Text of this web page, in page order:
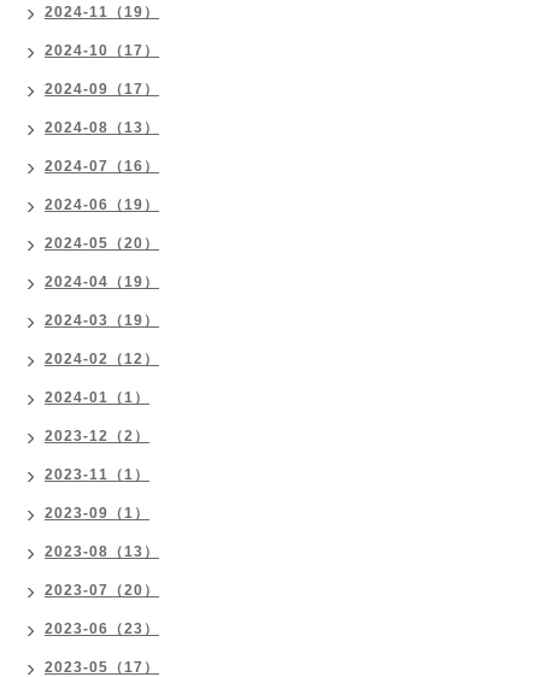
2024-11（19）
2024-10（17）
2024-09（17）
2024-08（13）
2024-07（16）
2024-06（19）
2024-05（20）
2024-04（19）
2024-03（19）
2024-02（12）
2024-01（1）
2023-12（2）
2023-11（1）
2023-09（1）
2023-08（13）
2023-07（20）
2023-06（23）
2023-05（17）